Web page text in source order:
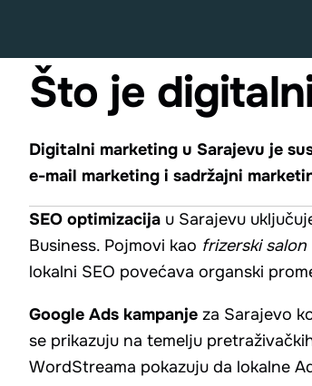
Što je
Digitalni marketing u Sarajevu je
e-mail marketing i sadržajni
SEO optimizacija u Sarajevu
Business. Pojmovi kao frizerski
lokalni SEO povećava organski
Google Ads kampanje za Sarajevo
se prikazuju na temelju
WordStreama pokazuju da lokalne